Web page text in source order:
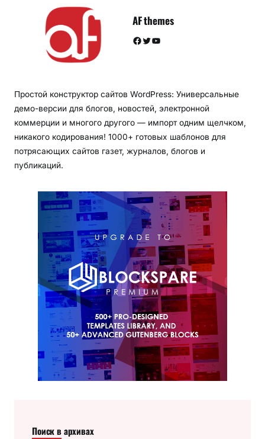
AF themes
Facebook Twitter YouTube
Простой конструктор сайтов WordPress: Универсальные
демо-версии для блогов, новостей, электронной
коммерции и многого другого — импорт одним щелчком,
никакого кодирования! 1000+ готовых шаблонов для
потрясающих сайтов газет, журналов, блогов и
публикаций.
Поиск в архивах